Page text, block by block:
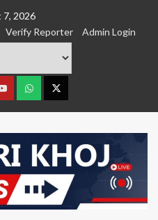
2026
Verify Reporter Admin Login
youtubeWhatsTwitter